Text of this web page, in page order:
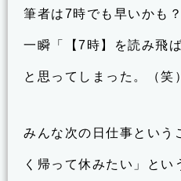
筆者は7時でも早いかも
一瞬「【7時】を読み飛
と思ってしまった。（笑）
みんな次の日仕事という
く帰って休みたい」とい